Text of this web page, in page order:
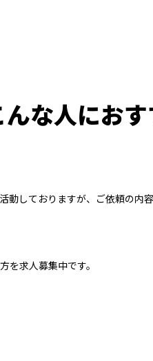
な人におす
しておりますが、ご依頼の内
求人募集中です。